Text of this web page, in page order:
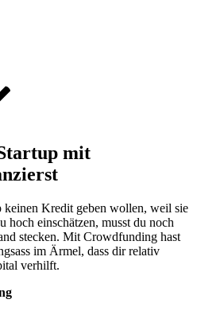
mit
keinen Kredit geben wollen, weil sie
hoch einschätzen, musst du noch
stecken. Mit Crowdfunding hast
im Ärmel, dass dir relativ
verhilft.